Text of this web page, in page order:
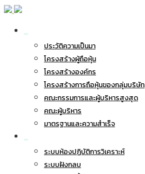
ประวัติความเป็นมา
โครงสร้างผู้ถือหุ้น
โครงสร้างองค์กร
โครงสร้างการถือหุ้นของกลุ่มบริษัท
คณะกรรมการและผู้บริหารสูงสุด
คณะผู้บริหาร
มาตรฐานและความสำเร็จ
ระบบห้องปฏิบัติการวิเคราะห์
ระบบฝังกลบ